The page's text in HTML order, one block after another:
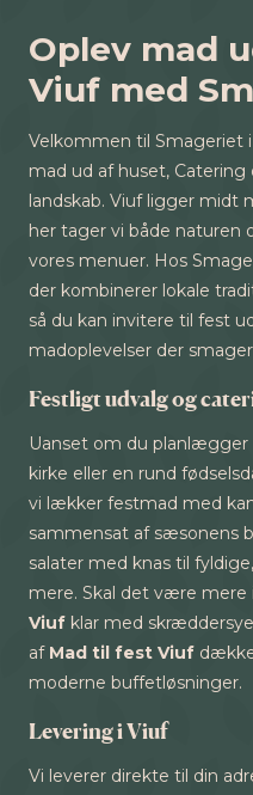
Oplev mad
Viuf med
Velkommen til Smageriet
mad ud af huset,
landskab. Viuf ligger midt
her tager vi både naturen
vores menuer. Hos
der kombinerer lokale
så du kan invitere til fest
madoplevelser der
Festligt udvalg og
Uanset om du
kirke eller en rund
vi lækker festmad med
sammensat af sæsonens
salater med knas til
mere. Skal det være mere
Viuf klar med
af Mad til fest Viuf
moderne buffetløsninger.
Levering i Viuf
Vi leverer direkte til din